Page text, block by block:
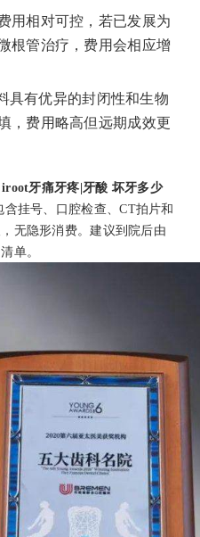
用相对可控，若已发展为
根管治疗，费用会相应增
具有优异的封闭性和生物
，费用略高但远期成效更
牙痛牙疼|牙酸 坏牙多少
挂号、口腔检查、CT拍片和
无隐形消费。建议到院后由
单。